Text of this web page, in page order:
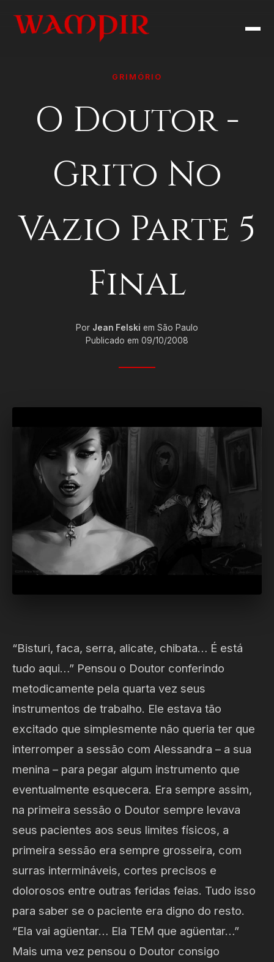
GRIMÓRIO
O Doutor -
Grito No
Vazio Parte 5
Final
Por Jean Felski em São Paulo
Publicado em 09/10/2008
“Bisturi, faca, serra, alicate, chibata… É está
tudo aqui…” Pensou o Doutor conferindo
metodicamente pela quarta vez seus
instrumentos de trabalho. Ele estava tão
excitado que simplesmente não queria ter que
interromper a sessão com Alessandra – a sua
menina – para pegar algum instrumento que
eventualmente esquecera. Era sempre assim,
na primeira sessão o Doutor sempre levava
seus pacientes aos seus limites físicos, a
primeira sessão era sempre grosseira, com
surras intermináveis, cortes precisos e
dolorosos entre outras feridas feias. Tudo isso
para saber se o paciente era digno do resto.
“Ela vai agüentar… Ela TEM que agüentar…”
Mais uma vez pensou o Doutor consigo